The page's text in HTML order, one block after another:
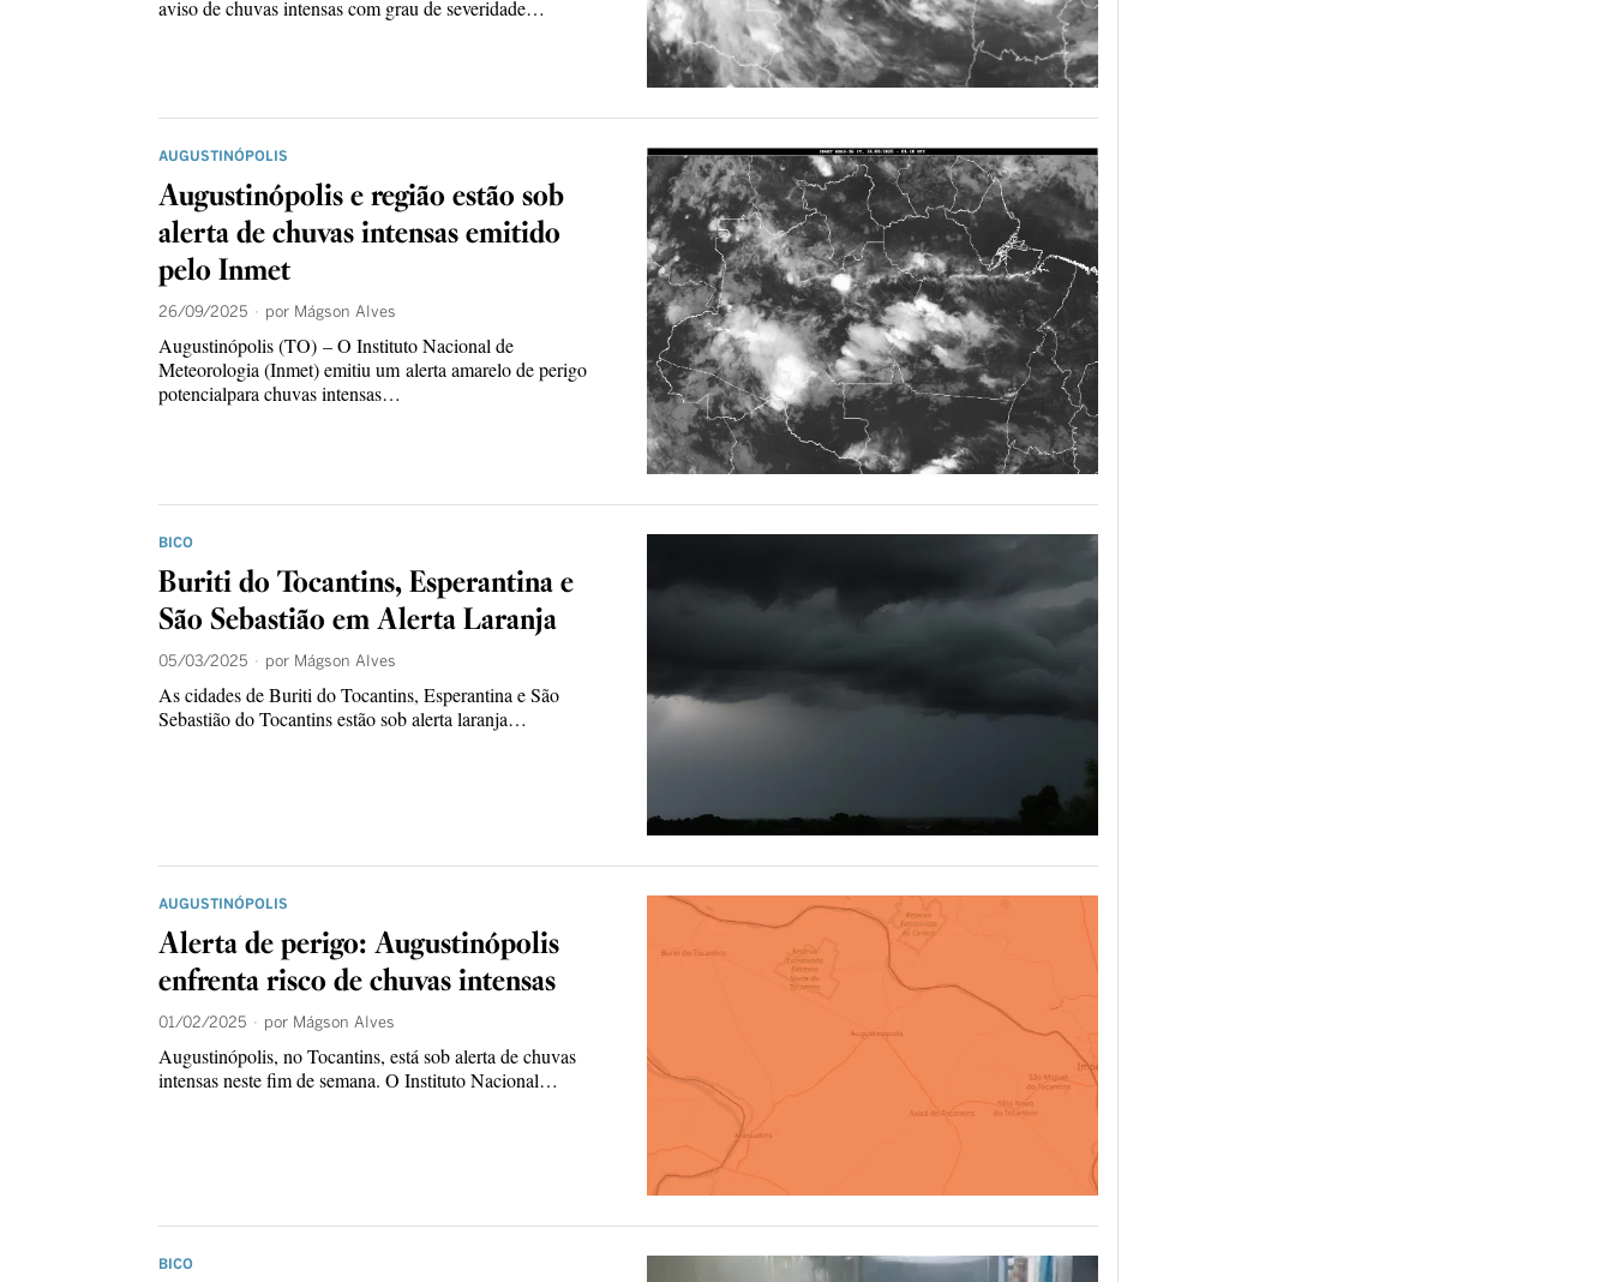
aviso de chuvas intensas com grau de severidade…
AUGUSTINÓPOLIS
Augustinópolis e região estão sob
alerta de chuvas intensas emitido
pelo Inmet
26/09/2025 por Mágson Alves
Augustinópolis (TO) – O Instituto Nacional de
Meteorologia (Inmet) emitiu um alerta amarelo de perigo
potencialpara chuvas intensas…
BICO
Buriti do Tocantins, Esperantina e
São Sebastião em Alerta Laranja
05/03/2025 por Mágson Alves
As cidades de Buriti do Tocantins, Esperantina e São
Sebastião do Tocantins estão sob alerta laranja…
AUGUSTINÓPOLIS
Alerta de perigo: Augustinópolis
enfrenta risco de chuvas intensas
01/02/2025 por Mágson Alves
Augustinópolis, no Tocantins, está sob alerta de chuvas
intensas neste fim de semana. O Instituto Nacional…
BICO